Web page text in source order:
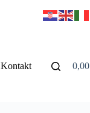
Kontakt 0,00